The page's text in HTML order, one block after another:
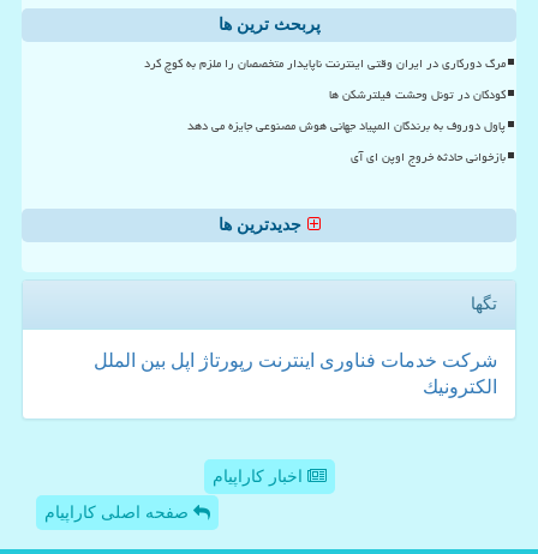
پربحث ترین ها
مرگ دورکاری در ایران وقتی اینترنت ناپایدار متخصصان را ملزم به کوچ کرد
کودکان در تونل وحشت فیلترشکن ها
پاول دوروف به برندگان المپیاد جهانی هوش مصنوعی جایزه می دهد
بازخوانی حادثه خروج اوپن ای آی
جدیدترین ها
تگها
شركت خدمات فناوری اینترنت رپورتاژ اپل بین الملل
الكترونیك
اخبار کاراپیام
صفحه اصلی کاراپیام